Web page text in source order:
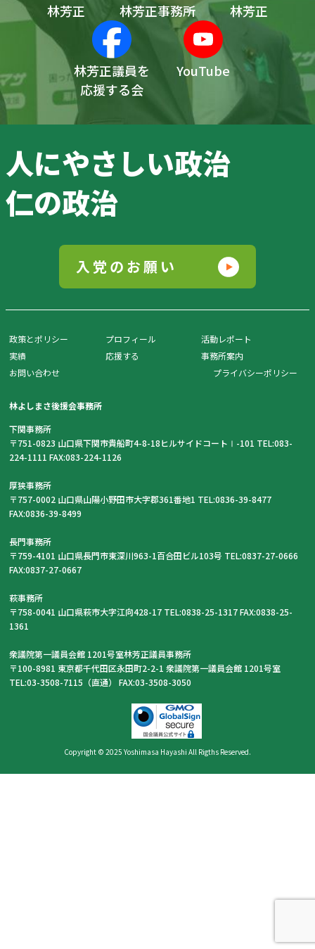
林芳正 林芳正事務所 林芳正
林芳正議員を
応援する会
YouTube
人にやさしい政治
仁の政治
入党のお願い
政策とポリシー プロフィール
活動レポート
実績
応援する
事務所案内
お問い合わせ
プライバシーポリシー
Copyright © 2025 Yoshimasa Hayashi All Rigths Reserved.
林よしまさ後援会事務所
下関事務所
〒751-0823 山口県下関市貴船町4-8-18ヒルサイドコートⅠ-101 TEL:083-
224-1111 FAX:083-224-1126
厚狭事務所
〒757-0002 山口県山陽小野田市大字郡361番地1 TEL:0836-39-8477
FAX:0836-39-8499
長門事務所
〒759-4101 山口県長門市東深川963-1百合田ビル103号 TEL:0837-27-0666
FAX:0837-27-0667
萩事務所
〒758-0041 山口県萩市大字江向428-17 TEL:0838-25-1317 FAX:0838-25-
1361
衆議院第一議員会館 1201号室林芳正議員事務所
〒100-8981 東京都千代田区永田町2-2-1 衆議院第一議員会館 1201号室
TEL:03-3508-7115（直通） FAX:03-3508-3050